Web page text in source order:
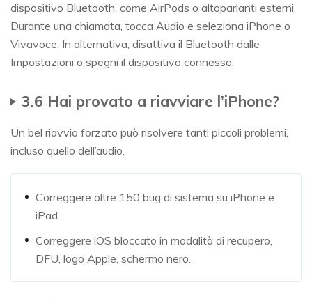
dispositivo Bluetooth, come AirPods o altoparlanti esterni.
Durante una chiamata, tocca Audio e seleziona iPhone o
Vivavoce. In alternativa, disattiva il Bluetooth dalle
Impostazioni o spegni il dispositivo connesso.
3.6 Hai provato a riavviare l’iPhone?
Un bel riavvio forzato può risolvere tanti piccoli problemi,
incluso quello dell’audio.
Correggere oltre 150 bug di sistema su iPhone e
iPad.
Correggere iOS bloccato in modalità di recupero,
DFU, logo Apple, schermo nero.